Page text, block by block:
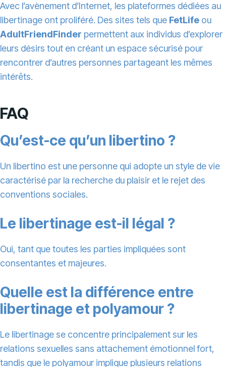
Avec l’avènement d’Internet, les plateformes dédiées au
libertinage ont proliféré. Des sites tels que FetLife ou
AdultFriendFinder permettent aux individus d’explorer
leurs désirs tout en créant un espace sécurisé pour
rencontrer d’autres personnes partageant les mêmes
intérêts.
FAQ
Qu’est-ce qu’un libertino ?
Un libertino est une personne qui adopte un style de vie
caractérisé par la recherche du plaisir et le rejet des
conventions sociales.
Le libertinage est-il légal ?
Oui, tant que toutes les parties impliquées sont
consentantes et majeures.
Quelle est la différence entre
libertinage et polyamour ?
Le libertinage se concentre principalement sur les
relations sexuelles sans attachement émotionnel fort,
tandis que le polyamour implique plusieurs relations